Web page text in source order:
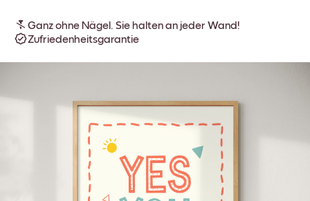
Ganz ohne Nägel. Sie halten an jeder Wand!
Zufriedenheitsgarantie